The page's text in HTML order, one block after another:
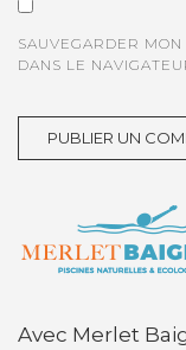
SAUVEGARDER
DANS LE
Avec Merlet